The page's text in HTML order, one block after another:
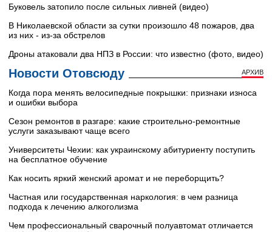
Буковель затопило после сильных ливней (видео)
В Николаевской области за сутки произошло 48 пожаров, два
из них - из-за обстрелов
Дроны атаковали два НПЗ в России: что известно (фото, видео)
Новости Отовсюду АРХИВ
Когда пора менять велосипедные покрышки: признаки износа
и ошибки выбора
Сезон ремонтов в разгаре: какие строительно-ремонтные
услуги заказывают чаще всего
Университеты Чехии: как украинскому абитуриенту поступить
на бесплатное обучение
Как носить яркий женский аромат и не переборщить?
Частная или государственная наркология: в чем разница
подхода к лечению алкоголизма
Чем профессиональный сварочный полуавтомат отличается